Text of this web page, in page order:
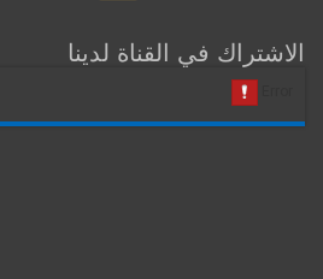
الاشتراك في القناة لدينا